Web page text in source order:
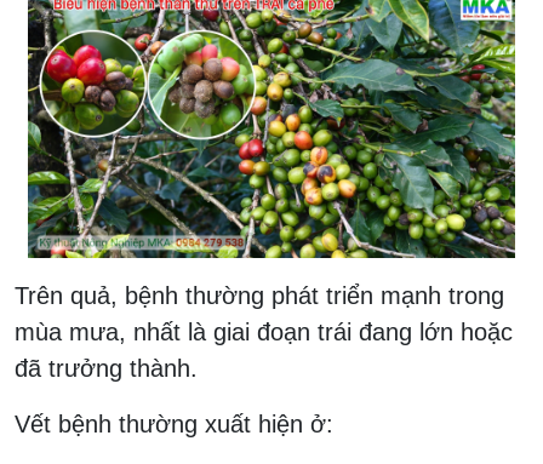
Trên quả, bệnh thường phát triển mạnh trong
mùa mưa, nhất là giai đoạn trái đang lớn hoặc
đã trưởng thành.
Vết bệnh thường xuất hiện ở: